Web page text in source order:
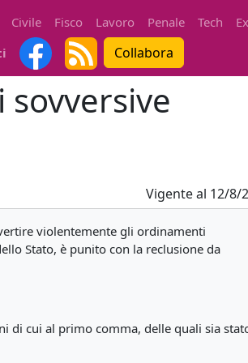
Civile Fisco Lavoro Penale Tech
Collabora
sovversive
Vigente al 12/8/
violentemente gli ordinamenti
Stato, è punito con la reclusione da
di cui al primo comma, delle quali sia